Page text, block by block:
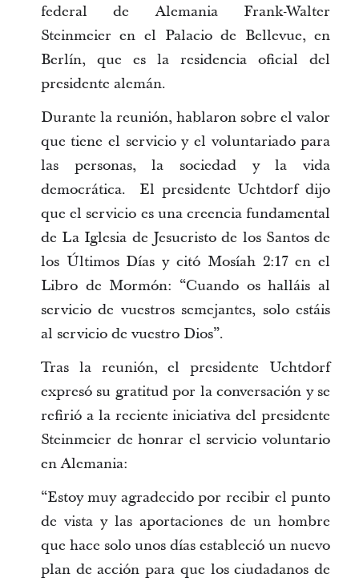
federal de Alemania Frank-Walter
Steinmeier en el Palacio de Bellevue, en
Berlín, que es la residencia oficial del
presidente alemán.
Durante la reunión, hablaron sobre el valor
que tiene el servicio y el voluntariado para
las personas, la sociedad y la vida
democrática. El presidente Uchtdorf dijo
que el servicio es una creencia fundamental
de La Iglesia de Jesucristo de los Santos de
los Últimos Días y citó Mosíah 2:17 en el
Libro de Mormón: “Cuando os halláis al
servicio de vuestros semejantes, solo estáis
al servicio de vuestro Dios”.
Tras la reunión, el presidente Uchtdorf
expresó su gratitud por la conversación y se
refirió a la reciente iniciativa del presidente
Steinmeier de honrar el servicio voluntario
en Alemania:
“Estoy muy agradecido por recibir el punto
de vista y las aportaciones de un hombre
que hace solo unos días estableció un nuevo
plan de acción para que los ciudadanos de